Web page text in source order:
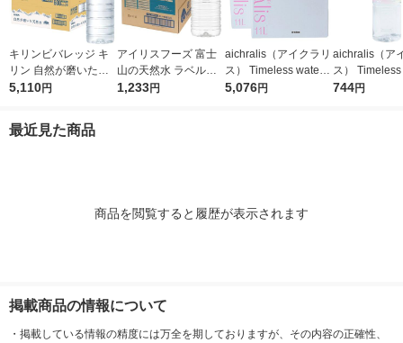
キリンビバレッジ キ
リン 自然が磨いた天
然水 600ml ラベルレ
ラルウォーター】 ペ
5,110円
アイリスフーズ 富士
山の天然水 ラベルレ
ス 2L 1箱（9本入）
1,233円
aichralis（アイクラリ
ス） Timeless water
タイムレス ウォータ
5,076円
aichralis（ア
ス）
タイムレス ウ
744円
最近見た商品
商品を閲覧すると履歴が表示されます
掲載商品の情報について
・ 掲載している情報の精度には万全を期しておりますが、その内容の正確性、